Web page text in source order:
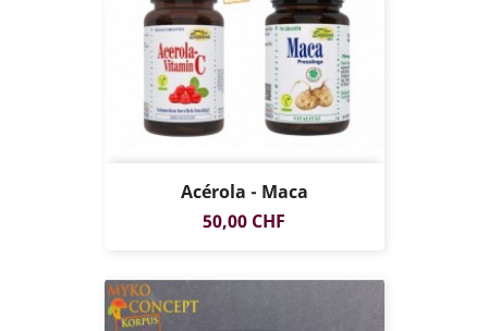
Acérola - Maca
Prix
50,00 CHF